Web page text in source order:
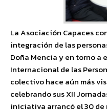
La Asociación Capaces
integración de las
Doña Mencía y en torno a
Internacional de las
colectivo hace aún más
celebrando sus XII
iniciativa arrancó el 30